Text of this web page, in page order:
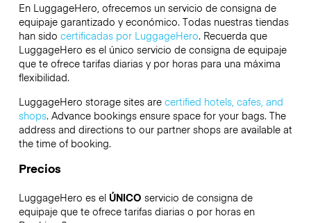
En LuggageHero, ofrecemos un servicio de consigna de
equipaje garantizado y económico. Todas nuestras tiendas
han sido certificadas por LuggageHero. Recuerda que
LuggageHero es el único servicio de consigna de equipaje
que te ofrece tarifas diarias y por horas para una máxima
flexibilidad.
LuggageHero storage sites are certified hotels, cafes, and
shops. Advance bookings ensure space for your bags. The
address and directions to our partner shops are available at
the time of booking.
Precios
LuggageHero es el ÚNICO servicio de consigna de
equipaje que te ofrece tarifas diarias o por horas en